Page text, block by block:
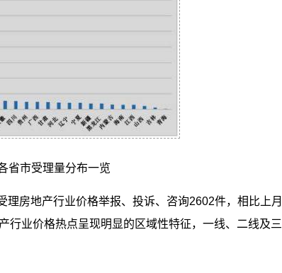
省市受理量分布一览
房地产行业价格举报、投诉、咨询2602件，相比上月
行业价格热点呈现明显的区域性特征，一线、二线及三